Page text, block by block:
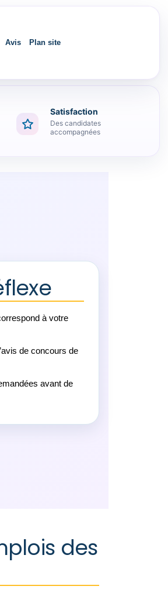
Avis Plan site
Satisfaction
Des candidates
accompagnées
à votre
de concours de
avant de
des